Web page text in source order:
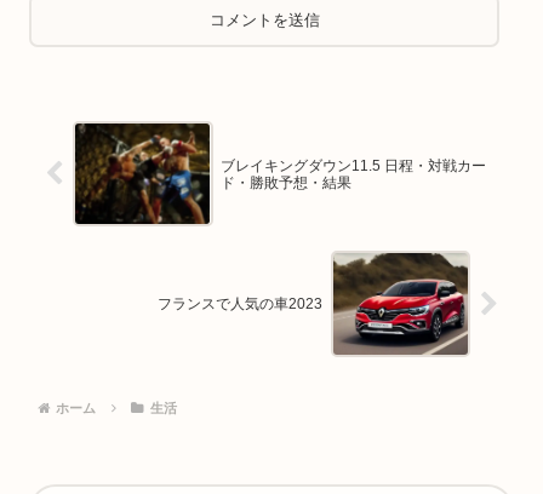
ブレイキングダウン11.5 日程・対戦カー
ド・勝敗予想・結果
フランスで人気の車2023
ホーム 生活